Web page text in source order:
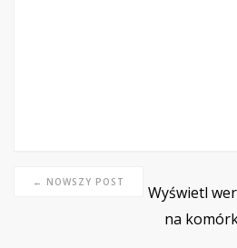
← NOWSZY POST
Wyświetl
na